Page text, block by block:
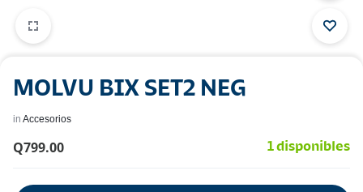
MOLVU BIX SET2 NEG
in Accesorios
Q799.00 1 disponibles